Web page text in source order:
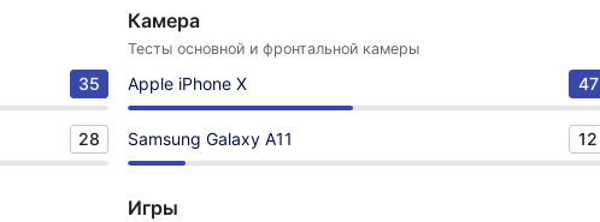
35
28
Камера
Тесты основной и фронтальной камеры
Apple iPhone X 47
Samsung Galaxy A11 12
Игры